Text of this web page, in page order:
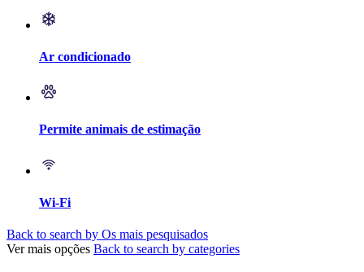
Ar condicionado
Permite animais de estimação
Wi-Fi
Back to search by Os mais pesquisados
Ver mais opções Back to search by categories